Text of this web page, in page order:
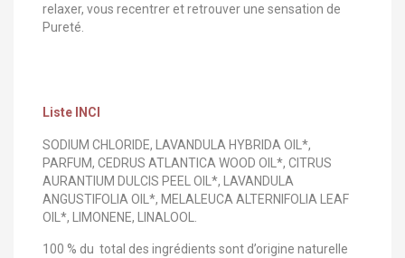
relaxer, vous recentrer et retrouver une sensation de
Pureté.
Liste INCI
SODIUM CHLORIDE, LAVANDULA HYBRIDA OIL*,
PARFUM, CEDRUS ATLANTICA WOOD OIL*, CITRUS
AURANTIUM DULCIS PEEL OIL*, LAVANDULA
ANGUSTIFOLIA OIL*, MELALEUCA ALTERNIFOLIA LEAF
OIL*, LIMONENE, LINALOOL.
100 % du total des ingrédients sont d’origine naturelle